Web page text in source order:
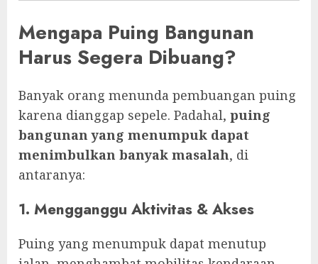
Mengapa Puing Bangunan
Harus Segera Dibuang?
Banyak orang menunda pembuangan puing
karena dianggap sepele. Padahal, puing
bangunan yang menumpuk dapat
menimbulkan banyak masalah, di
antaranya:
1. Mengganggu Aktivitas & Akses
Puing yang menumpuk dapat menutup